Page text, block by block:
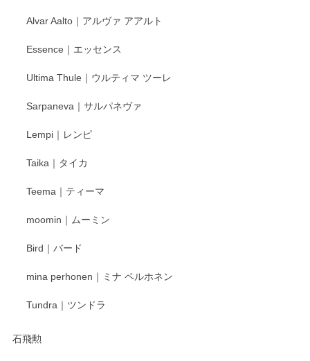
Alvar Aalto｜アルヴァ アアルト
Essence｜エッセンス
Ultima Thule｜ウルティマ ツーレ
Sarpaneva｜サルパネヴァ
Lempi｜レンピ
Taika｜タイカ
Teema｜ティーマ
moomin｜ムーミン
Bird｜バード
mina perhonen｜ミナ ペルホネン
Tundra｜ツンドラ
石飛勲